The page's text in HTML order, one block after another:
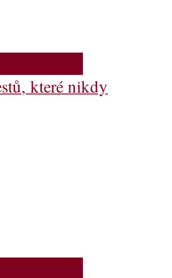
které nikdy